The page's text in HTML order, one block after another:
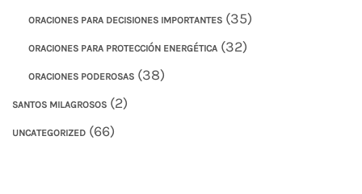
ORACIONES PARA DECISIONES IMPORTANTES (35)
ORACIONES PARA PROTECCIÓN ENERGÉTICA (32)
ORACIONES PODEROSAS (38)
SANTOS MILAGROSOS (2)
UNCATEGORIZED (66)